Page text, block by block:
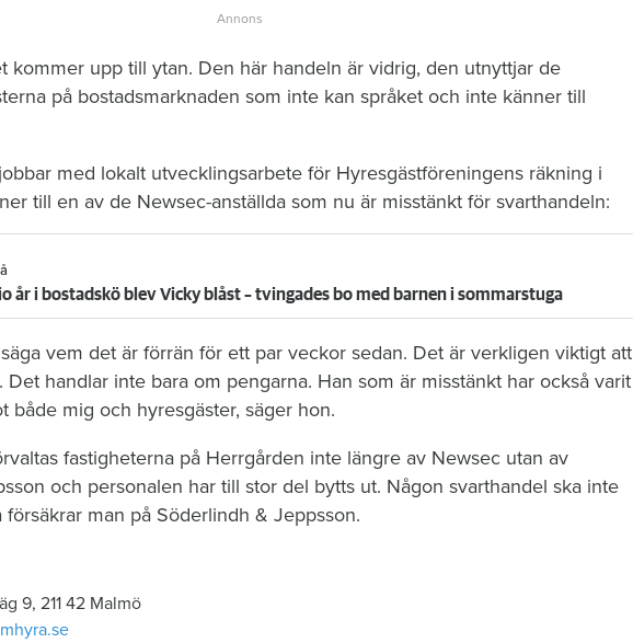
kommer upp till ytan. Den här handeln är vidrig, den utnyttjar de
på bostadsmarknaden som inte kan språket och inte känner till
med lokalt utvecklingsarbete för Hyresgästföreningens räkning i
till en av de Newsec-anställda som nu är misstänkt för svarthandeln:
år i bostadskö blev Vicky blåst – tvingades bo med barnen i sommarstuga
vem det är förrän för ett par veckor sedan. Det är verkligen viktigt att
Det handlar inte bara om pengarna. Han som är misstänkt har också varit
både mig och hyresgäster, säger hon.
fastigheterna på Herrgården inte längre av Newsec utan av
och personalen har till stor del bytts ut. Någon svarthandel ska inte
man på Söderlindh & Jeppsson.
9, 211 42 Malmö